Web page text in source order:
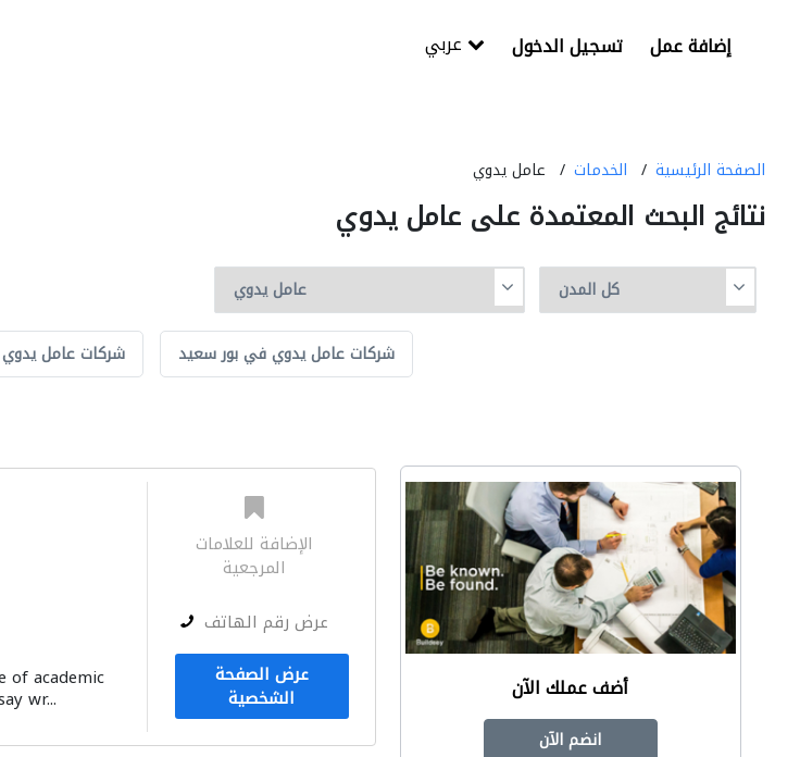
تسجيل الدخول إضافة عمل
الصفحة الرئيسية الخدمات عامل يدوي
نتائج البحث المعتمدة على عامل يدوي
شركات عامل شركات عامل يدوي في بور سعيد
of academic
wr...
الإضافة للعلامات
المرجعية
عرض رقم الهاتف
عرض الصفحة
الشخصية أضف عملك الآن
انضم الآن